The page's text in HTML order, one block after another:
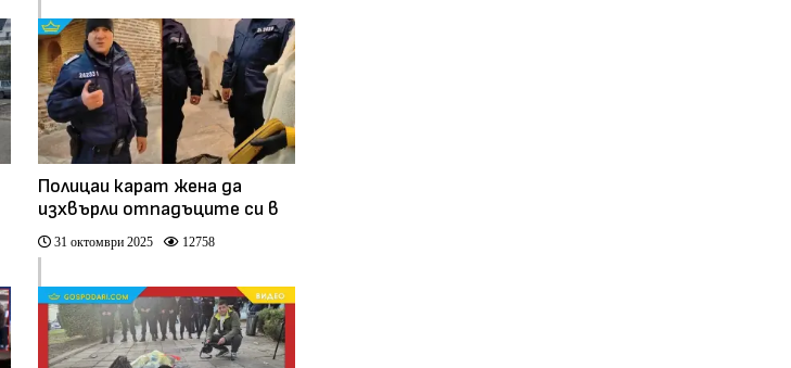
Полицаи карат жена да
изхвърли отпадъците си в
подлеза на
Президентството, за да
пред Парламента (видео)
31 октомври 2025 12758